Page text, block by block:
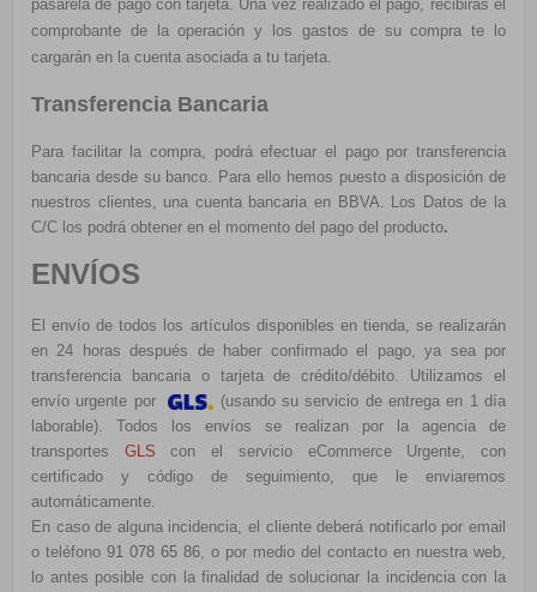
pasarela de pago con tarjeta. Una vez realizado el pago, recibirás el
comprobante de la operación y los gastos de su compra te lo
cargarán en la cuenta asociada a tu tarjeta.
Transferencia Bancaria
Para facilitar la compra, podrá efectuar el pago por transferencia
bancaria desde su banco. Para ello hemos puesto a disposición de
nuestros clientes, una cuenta bancaria en BBVA. Los Datos de la
C/C los podrá obtener en el momento del pago del producto.
ENVÍOS
El envío de todos los artículos disponibles en tienda, se realizarán
en 24 horas después de haber confirmado el pago, ya sea por
transferencia bancaria o tarjeta de crédito/débito. Utilizamos el
envío urgente por
(usando su servicio de entrega en 1 día
laborable). Todos los envíos se realizan por la agencia de
transportes GLS con el servicio eCommerce Urgente, con
certificado y código de seguimiento, que le enviaremos
automáticamente.
En caso de alguna incidencia, el cliente deberá notificarlo por email
o teléfono 91 078 65 86, o por medio del contacto en nuestra web,
lo antes posible con la finalidad de solucionar la incidencia con la